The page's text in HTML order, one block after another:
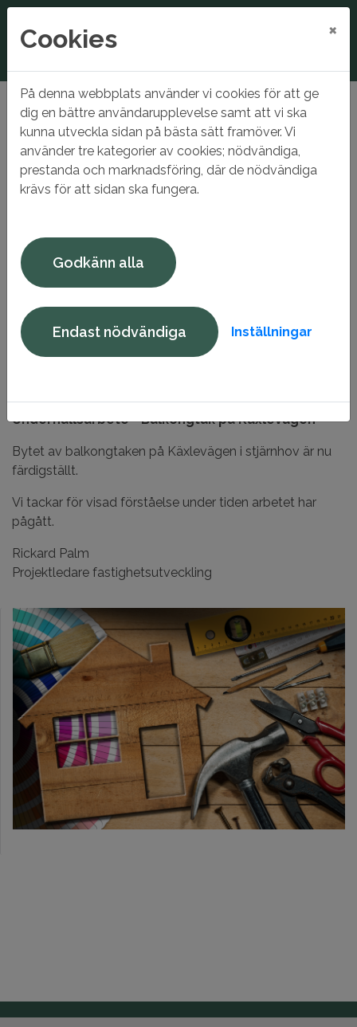
Hem Nyhetsarkiv Underhållsarbete
Underhållsarbete
Juni 2026 - statusuppdatering av stambyte på
Projektet på Torggatan 17 - 19 har nu gått in i nästa fas.
Entreprenör är upphandlad och informationsmöten har
genomförts med berörda hyresgäster. Byggstart i
lägenheterna är planerad till den 17 augusti. Arbetet
kommer utföras av Mats Lundkvist Byggservice AB.
Underhållsarbete - Balkongtak på Käxlevägen
Bytet av balkongtaken på Käxlevägen i stjärnhov är nu
färdigställt.
Vi tackar för visad förståelse under tiden arbetet har
pågått.
Rickard Palm
Projektledare fastighetsutveckling
Cookies ×
På denna webbplats använder vi cookies för att ge
dig en bättre användarupplevelse samt att vi ska
kunna utveckla sidan på bästa sätt framöver. Vi
använder tre kategorier av cookies; nödvändiga,
prestanda och marknadsföring, där de nödvändiga
krävs för att sidan ska fungera.
Godkänn alla
Endast nödvändiga Inställningar